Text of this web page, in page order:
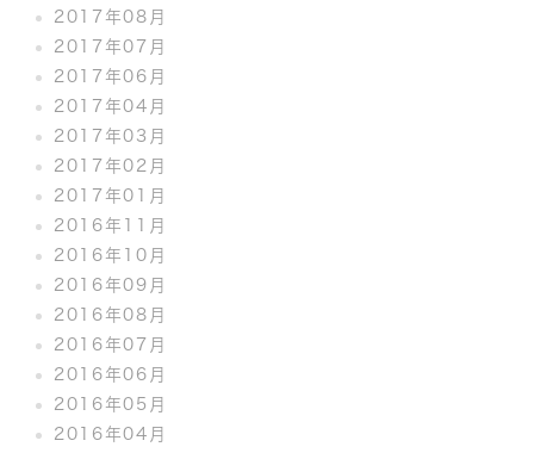
2017年08月
2017年07月
2017年06月
2017年04月
2017年03月
2017年02月
2017年01月
2016年11月
2016年10月
2016年09月
2016年08月
2016年07月
2016年06月
2016年05月
2016年04月